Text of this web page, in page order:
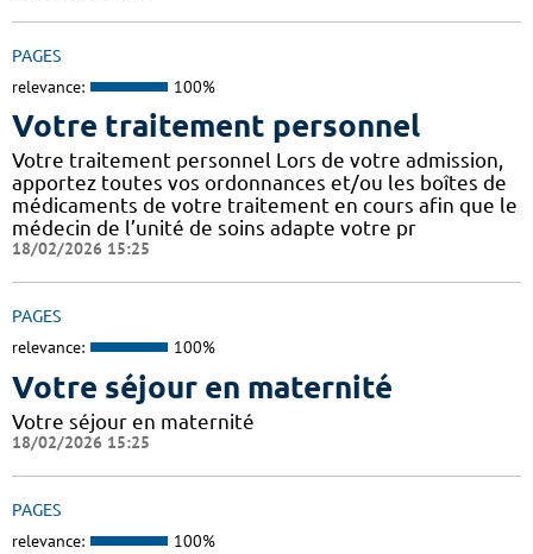
PAGES
relevance: 100%
Votre traitement personnel
Votre traitement personnel Lors de votre admission,
apportez toutes vos ordonnances et/ou les boîtes de
médicaments de votre traitement en cours afin que le
médecin de l’unité de soins adapte votre pr
18/02/2026 15:25
PAGES
relevance: 100%
Votre séjour en maternité
Votre séjour en maternité
18/02/2026 15:25
PAGES
relevance: 100%